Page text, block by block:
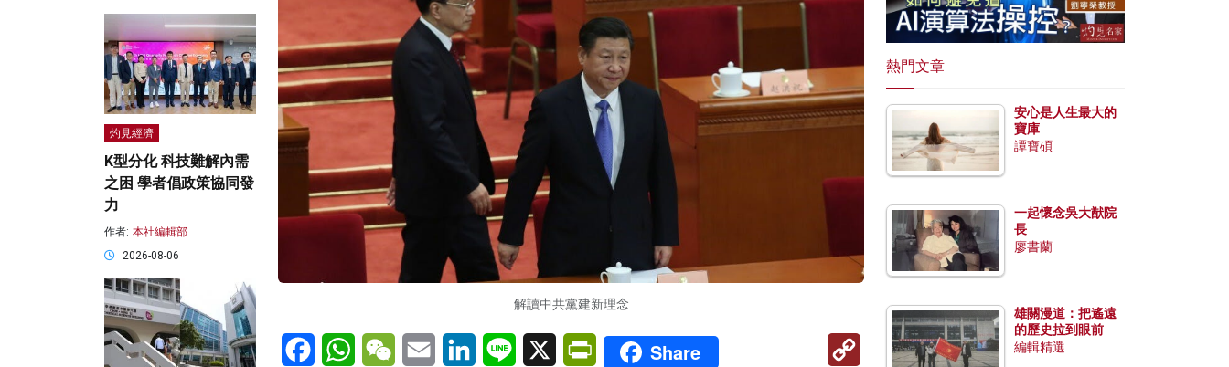
解讀中共黨建新理念
FacebookWhatsAppWeChatEmail LinkedInLine X PrintFriendly
Share
Copy
灼見經濟
K型分化 科技難解內需
之困 學者倡政策協同發
力
作者: 本社編輯部
2026-08-06
熱門文章
安心是人生最大的
寶庫
譚寶碩
一起懷念吳大猷院
長
廖書蘭
雄關漫道：把遙遠
的歷史拉到眼前
編輯精選